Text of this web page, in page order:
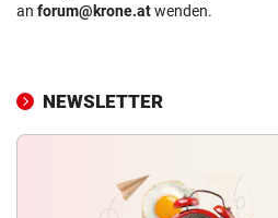
an forum@krone.atwenden.
NEWSLETTER